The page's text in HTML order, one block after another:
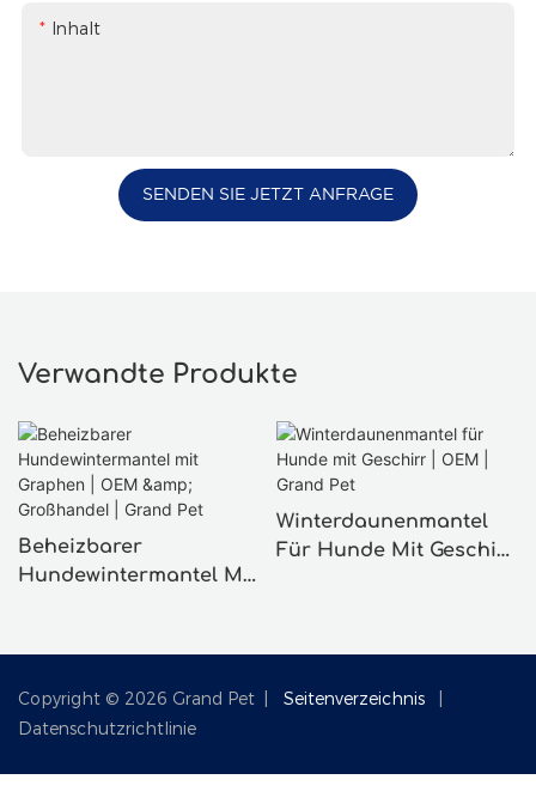
Inhalt
SENDEN SIE JETZT ANFRAGE
Verwandte Produkte
Beheizbarer
Hundewintermantel Mit
Winterdaunenmantel
Für Hunde Mit Geschirr
Copyright © 2026 Grand Pet | Seitenverzeichnis
Datenschutzrichtlinie